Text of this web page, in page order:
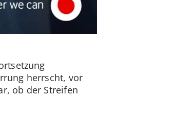
herrscht, vor
ob der Streifen